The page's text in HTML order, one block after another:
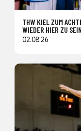
THW KIEL ZUM
WIEDER HIER ZU
02.08.26